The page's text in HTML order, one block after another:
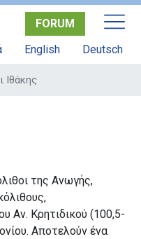
FORUM
English Deutsch
Ιθάκης
της Ανωγής,
Αν. Κρητιδικού (100,5-
Αποτελούν ένα